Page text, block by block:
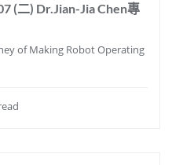
(二) Dr.Jian-Jia Chen專
of Making Robot Operating